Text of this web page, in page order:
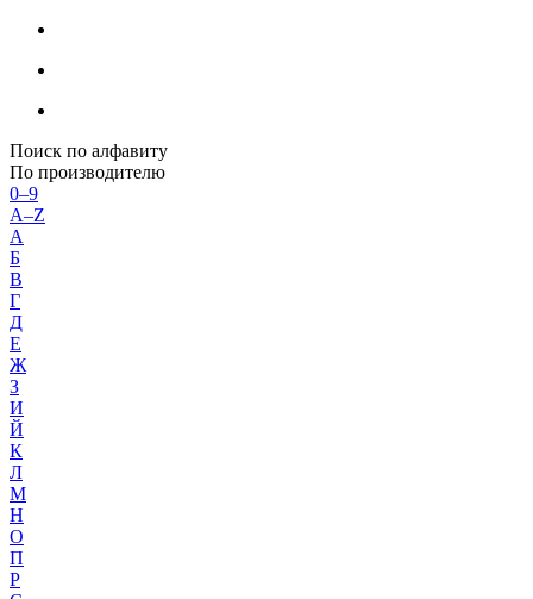
Поиск по алфавиту
По производителю
0–9
A–Z
А
Б
В
Г
Д
Е
Ж
З
И
Й
К
Л
М
Н
О
П
Р